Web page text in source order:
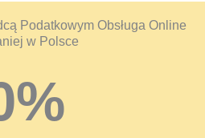
Podatkowym Obsługa Online
w Polsce
%